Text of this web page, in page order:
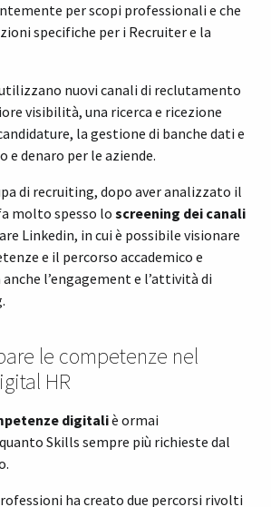
per scopi professionali e che
specifiche per i Recruiter e la
nuovi canali di reclutamento
visibilità, una ricerca e ricezione
la gestione di banche dati e
e denaro per le aziende.
di recruiting, dopo aver analizzato il
molto spesso lo screening dei canali
Linkedin, in cui è possibile visionare
e il percorso accademico e
l’engagement e l’attività di
le competenze nel
HR
digitaliè ormai
Skills sempre più richieste dal
ha creato due percorsi rivolti